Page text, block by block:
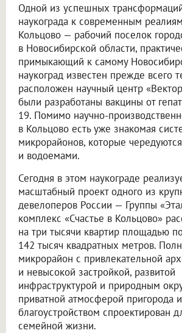
Одной из успешных
наукограда к современным
Кольцово — рабочий поселок
в Новосибирской области,
примыкающий к самому
наукоград известен прежде всего
расположен научный центр
были разработаны вакцины от
19. Помимо научно-
в Кольцово есть уже знакомая
микрорайонов, которые
и водоемами.
Сегодня в этом наукограде
масштабный проект одного из
девелоперов России — Группы
комплекс «Счастье в Кольцово»
на три тысячи квартир площадью
142 тысяч квадратных метров.
микрорайон с привлекательной
и невысокой застройкой, развитой
инфраструктурой и природным
приватной атмосферой пригорода
благоустройством спроектирован
семейной жизни.